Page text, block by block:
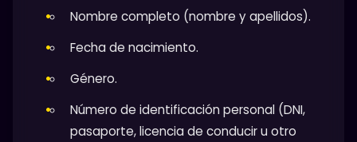
Nombre completo (nombre y apellidos).
Fecha de nacimiento.
Género.
Número de identificación personal (DNI,
pasaporte, licencia de conducir u otro